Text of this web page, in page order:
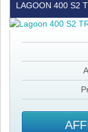
400
S2
LAGOON 400 S2